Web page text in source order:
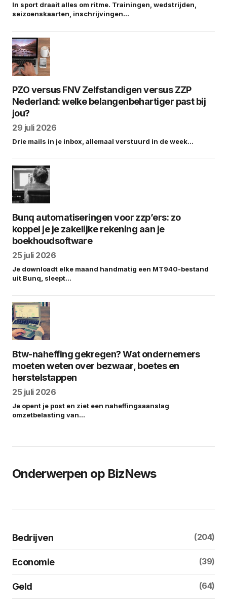
In sport draait alles om ritme. Trainingen, wedstrijden,
seizoenskaarten, inschrijvingen…
PZO versus FNV Zelfstandigen versus ZZP
Nederland: welke belangenbehartiger past bij
jou?
29 juli 2026
Drie mails in je inbox, allemaal verstuurd in de week…
Bunq automatiseringen voor zzp’ers: zo
koppel je je zakelijke rekening aan je
boekhoudsoftware
25 juli 2026
Je downloadt elke maand handmatig een MT940-bestand
uit Bunq, sleept…
Btw-naheffing gekregen? Wat ondernemers
moeten weten over bezwaar, boetes en
herstelstappen
25 juli 2026
Je opent je post en ziet een naheffingsaanslag
omzetbelasting van…
Onderwerpen op BizNews
Bedrijven (204)
Economie (39)
Geld (64)